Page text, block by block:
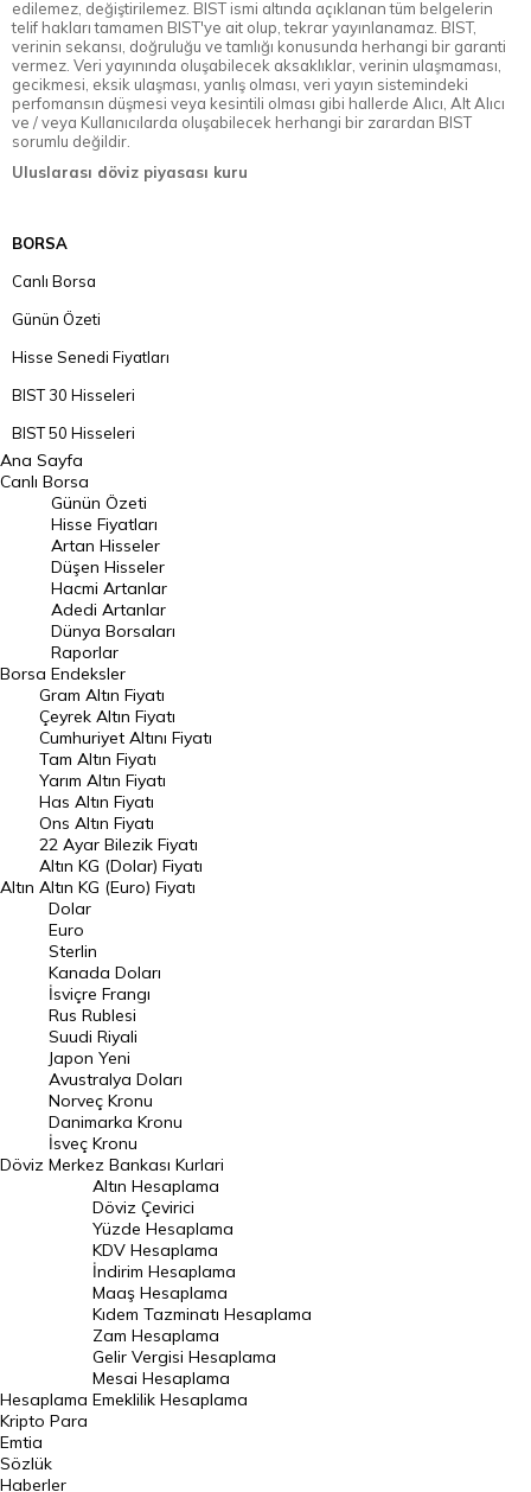
edilemez, değiştirilemez. BIST ismi altında açıklanan tüm belgelerin
telif hakları tamamen BIST'ye ait olup, tekrar yayınlanamaz. BIST,
verinin sekansı, doğruluğu ve tamlığı konusunda herhangi bir garanti
vermez. Veri yayınında oluşabilecek aksaklıklar, verinin ulaşmaması,
gecikmesi, eksik ulaşması, yanlış olması, veri yayın sistemindeki
perfomansın düşmesi veya kesintili olması gibi hallerde Alıcı, Alt Alıcı
ve / veya Kullanıcılarda oluşabilecek herhangi bir zarardan BIST
sorumlu değildir.
Uluslarası döviz piyasası kuru
BORSA
Canlı Borsa
Günün Özeti
Hisse Senedi Fiyatları
BIST 30 Hisseleri
BIST 50 Hisseleri
BIST 100 Hisseleri
En Çok Artan Hisseler
En Çok Düşen Hisseler
Hacmi Artanlar
Geçmiş Kapanışlar
Dünya Borsaları
Raporlar
Endeksler
DÖVİZ
Döviz Kuru
Dolar Kuru
Euro Kuru
Pound Kuru
Frank Kuru
Riyal Kuru
Avustralya Doları
Danimarka Kronu Kuru
Kanada Doları Kuru
Norveç Kronu Kuru
İsveç Kronu Kuru
Japon Yeni Kuru
Serbest Piyasa Döviz Kurları
Merkez Bankası Döviz Kurları
Altın Fiyatları
Gram Altın Fiyatı
Çeyrek Altın Fiyatı
Ana Sayfa
Canlı Borsa
Borsa
Günün Özeti
Hisse Fiyatları
Artan Hisseler
Düşen Hisseler
Hacmi Artanlar
Adedi Artanlar
Dünya Borsaları
Raporlar
Endeksler
Altın
Gram Altın Fiyatı
Çeyrek Altın Fiyatı
Cumhuriyet Altını Fiyatı
Tam Altın Fiyatı
Yarım Altın Fiyatı
Has Altın Fiyatı
Ons Altın Fiyatı
22 Ayar Bilezik Fiyatı
Altın KG (Dolar) Fiyatı
Altın KG (Euro) Fiyatı
Döviz
Dolar
Euro
Sterlin
Kanada Doları
İsviçre Frangı
Rus Rublesi
Suudi Riyali
Japon Yeni
Avustralya Doları
Norveç Kronu
Danimarka Kronu
İsveç Kronu
Merkez Bankası Kurlari
Hesaplama
Altın Hesaplama
Döviz Çevirici
Yüzde Hesaplama
KDV Hesaplama
İndirim Hesaplama
Maaş Hesaplama
Kıdem Tazminatı Hesaplama
Zam Hesaplama
Gelir Vergisi Hesaplama
Mesai Hesaplama
Emeklilik Hesaplama
Kripto Para
Emtia
Sözlük
Haberler